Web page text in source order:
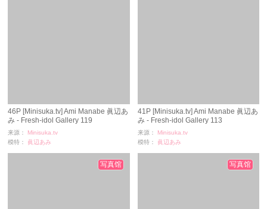
46P [Minisuka.tv] Ami Manabe 眞辺あ
み - Fresh-idol Gallery 119
来源：
Minisuka.tv
模特：
眞辺あみ
浏览：4027
41P [Minisuka.tv] Ami Manabe 眞辺あ
み - Fresh-idol Gallery 113
来源：
Minisuka.tv
模特：
眞辺あみ
浏览：2252
写真馆 写真馆